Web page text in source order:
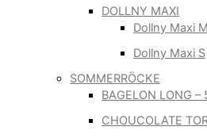
DOLLNY MAXI
Dollny Maxi M
Dollny Maxi S
SOMMERRÖCKE
BAGELON LONG –
CHOUCOLATE